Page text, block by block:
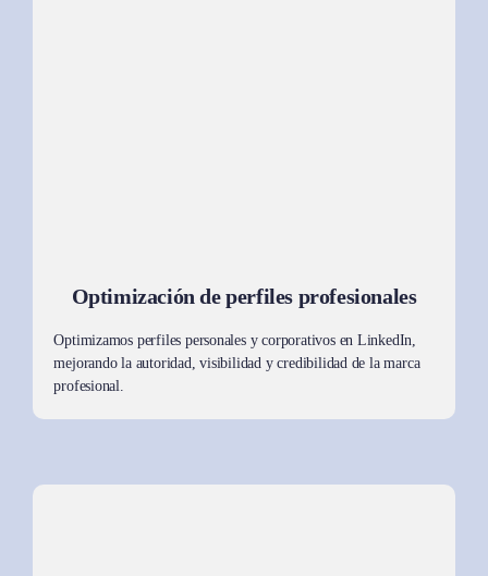
Optimización de perfiles profesionales
Optimizamos perfiles personales y corporativos en LinkedIn,
mejorando la autoridad, visibilidad y credibilidad de la marca
profesional.